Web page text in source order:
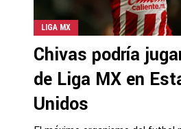
LIGA MX
Chivas podría
de Liga MX en
Unidos